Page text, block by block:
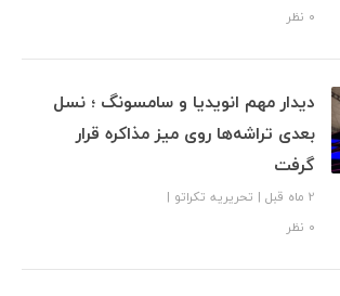
۰ نظر
دیدار مهم انویدیا و سامسونگ ؛ نسل
بعدی تراشه‌ها روی میز مذاکره قرار
گرفت
2 ماه قبل | تحریریه تکراتو |
۰ نظر